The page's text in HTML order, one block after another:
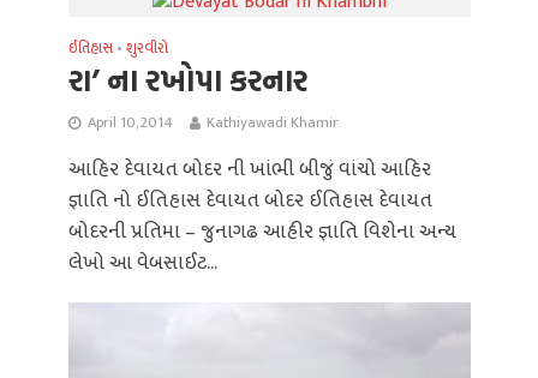
ઈતિહાસ • શુરવીરો
રા’ ના રખોપા કરનાર
April 10, 2014 Kathiyawadi Khamir
આહિર દેવાયત બોદર ની ખાંભી બીજું વાંચો આહિર
જ્ઞાતિ નો ઈતિહાસ દેવાયત બોદર ઈતિહાસ દેવાયત
બોદરની પ્રતિમા – જુનાગઢ આહીર જ્ઞાતિ વિશેના અન્ય
લેખો આ વેબસાઈટ...